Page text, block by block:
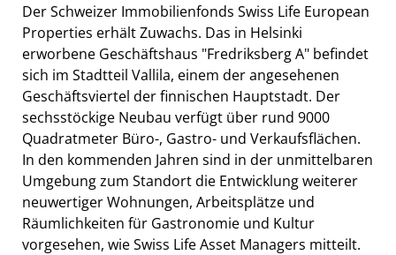
Der Schweizer Immobilienfonds Swiss Life European
Properties erhält Zuwachs. Das in Helsinki
erworbene Geschäftshaus "Fredriksberg A" befindet
sich im Stadtteil Vallila, einem der angesehenen
Geschäftsviertel der finnischen Hauptstadt. Der
sechsstöckige Neubau verfügt über rund 9000
Quadratmeter Büro-, Gastro- und Verkaufsflächen.
In den kommenden Jahren sind in der unmittelbaren
Umgebung zum Standort die Entwicklung weiterer
neuwertiger Wohnungen, Arbeitsplätze und
Räumlichkeiten für Gastronomie und Kultur
vorgesehen, wie Swiss Life Asset Managers mitteilt.